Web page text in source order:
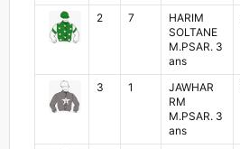
2 7
HARIM
SOLTANE
M.PSAR. 3
ans
3 1
JAWHAR
RM
M.PSAR. 3
ans